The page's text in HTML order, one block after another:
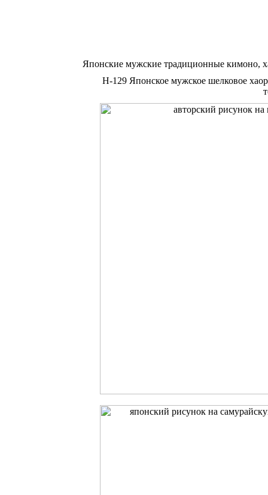
Японские мужские традиционные кимоно,
Н-129 Японское мужское шелковое